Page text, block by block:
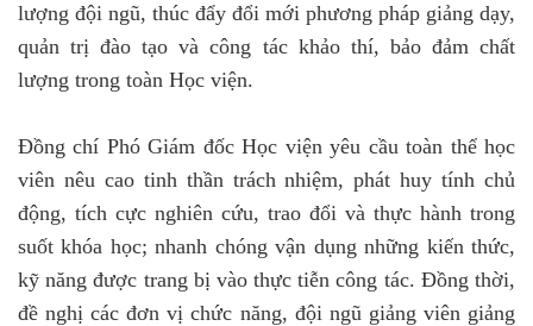
lượng đội ngũ, thúc đẩy đổi mới phương pháp giảng dạy,
quản trị đào tạo và công tác khảo thí, bảo đảm chất
lượng trong toàn Học viện.
Đồng chí Phó Giám đốc Học viện yêu cầu toàn thể học
viên nêu cao tinh thần trách nhiệm, phát huy tính chủ
động, tích cực nghiên cứu, trao đổi và thực hành trong
suốt khóa học; nhanh chóng vận dụng những kiến thức,
kỹ năng được trang bị vào thực tiễn công tác. Đồng thời,
đề nghị các đơn vị chức năng, đội ngũ giảng viên giảng